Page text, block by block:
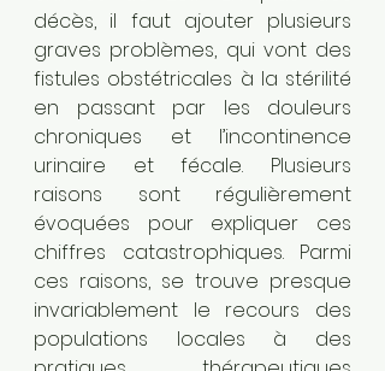
décès, il faut ajouter plusieurs
graves problèmes, qui vont des
fistules obstétricales à la stérilité
en passant par les douleurs
chroniques et l’incontinence
urinaire et fécale. Plusieurs
raisons sont régulièrement
évoquées pour expliquer ces
chiffres catastrophiques. Parmi
ces raisons, se trouve presque
invariablement le recours des
populations locales à des